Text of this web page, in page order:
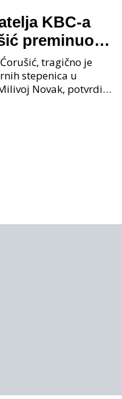
KBC-a
preminuo
policija na
tragično je
stepenica u
Novak, potvrdio